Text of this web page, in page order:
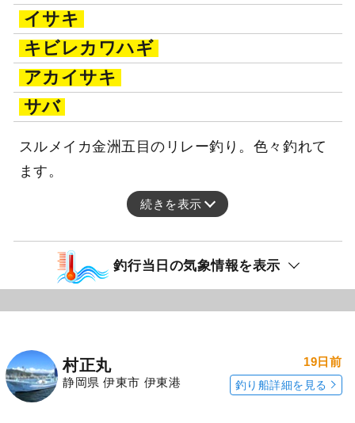
イサキ
キビレカワハギ
アカイサキ
サバ
スルメイカ金洲五目のリレー釣り。色々釣れて
ます。
続きを表示
釣行当日の気象情報を表示
村正丸
静岡県 伊東市 伊東港
19日前
釣り船詳細を見る